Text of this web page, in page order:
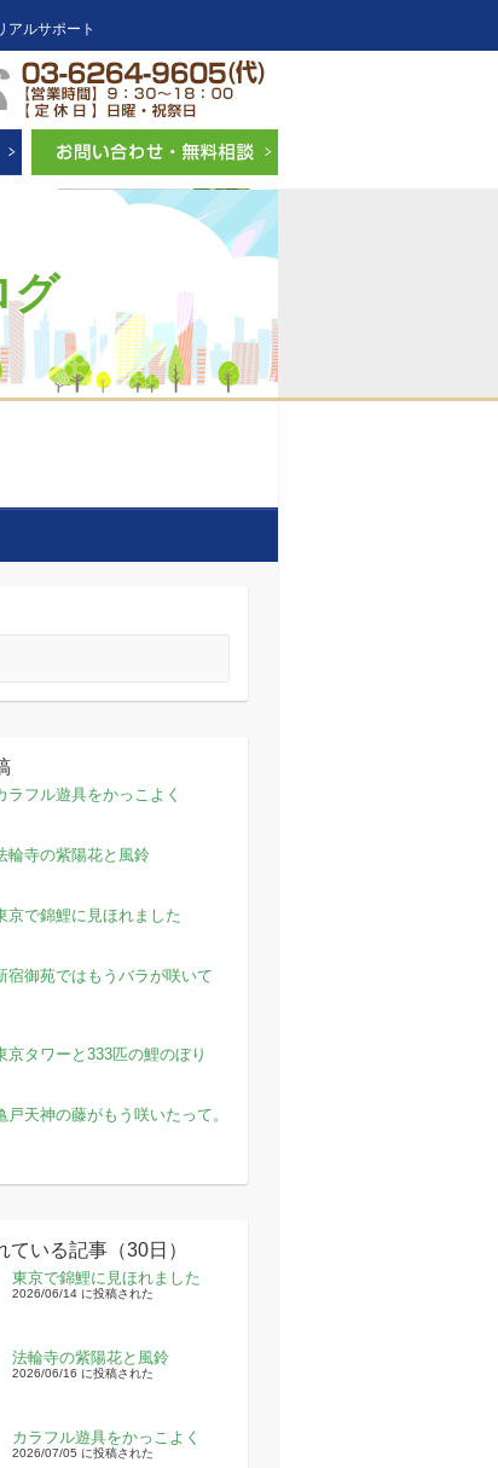
ルサポート
グ
ラフル遊具をかっこよく
輪寺の紫陽花と風鈴
京で錦鯉に見ほれました
宿御苑ではもうバラが咲いて
京タワーと333匹の鯉のぼり
戸天神の藤がもう咲いたって。
ている記事（30日）
東京で錦鯉に見ほれました
2026/06/14 に投稿された
法輪寺の紫陽花と風鈴
2026/06/16 に投稿された
カラフル遊具をかっこよく
2026/07/05 に投稿された